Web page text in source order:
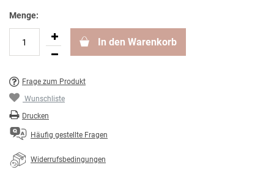
Menge:
In den Warenkorb
Frage zum Produkt
Wunschliste
Drucken
Häufig gestellte Fragen
Widerrufsbedingungen